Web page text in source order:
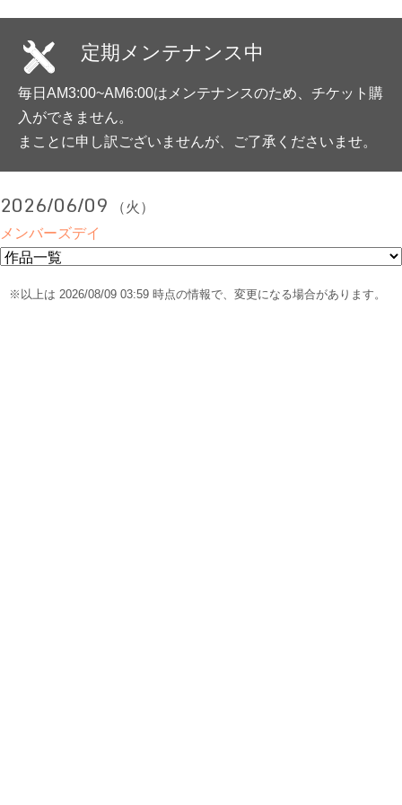
定期メンテナンス中
毎日AM3:00~AM6:00はメンテナンスのため、チケット購
入ができません。
まことに申し訳ございませんが、ご了承くださいませ。
2026/06/09 （火）
メンバーズデイ
※以上は 2026/08/09 03:59 時点の情報で、変更になる場合があります。